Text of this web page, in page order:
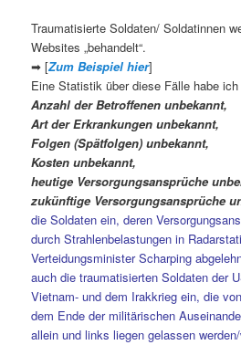
Traumatisierte Soldaten/ Soldatinnen
Websites „behandelt“.
➡ [Zum Beispiel hier]
Eine Statistik über diese Fälle habe
Anzahl der Betroffenen unbekannt,
Art der Erkrankungen unbekannt,
Folgen (Spätfolgen) unbekannt,
Kosten unbekannt,
heutige Versorgungsansprüche
zukünftige Versorgungsansprüche
die Soldaten ein, deren
durch Strahlenbelastungen in
Verteidungsminister Scharping
auch die traumatisierten Soldaten der
Vietnam- und dem Irakkrieg ein, die
dem Ende der militärischen
allein und links liegen gelassen